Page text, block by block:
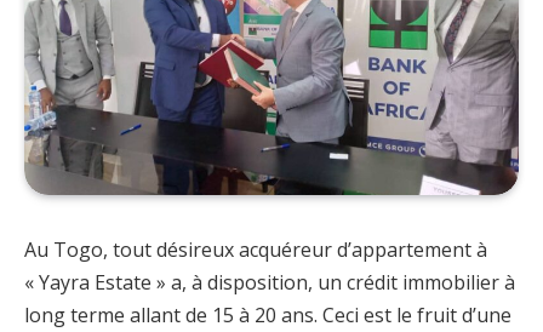
Au Togo, tout désireux acquéreur d’appartement à
« Yayra Estate » a, à disposition, un crédit immobilier à
long terme allant de 15 à 20 ans. Ceci est le fruit d’une